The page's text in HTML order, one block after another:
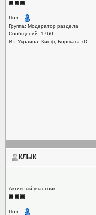
Пол :
Группа: Модератор раздела
Сообщений: 1760
Из: Украина, Киеф, Борщага xD
КЛЫК
Активный участник
Пол :